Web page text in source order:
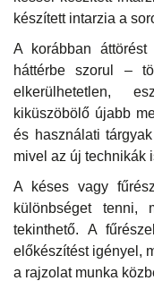
készített intarzia a
A korábban
háttérbe szorul –
elkerülhetetlen,
kiküszöbölő újabb
és használati
mivel az új technikák
A késes vagy
különbséget tenni,
tekinthető. A
előkészítést igényel,
a rajzolat munka